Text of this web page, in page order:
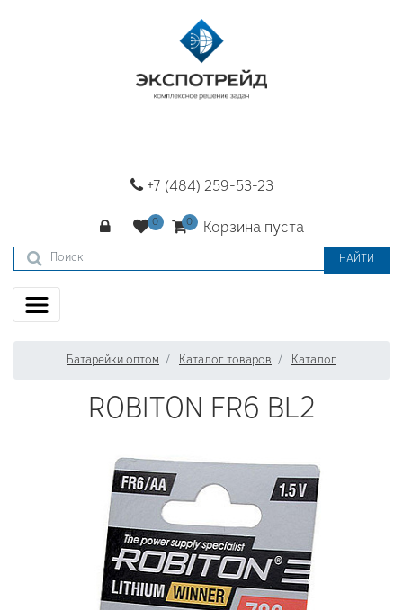
+7 (484) 259-53-23
Корзина пуста
НАЙТИ
Батарейки оптом Каталог товаров Каталог
ROBITON FR6 BL2